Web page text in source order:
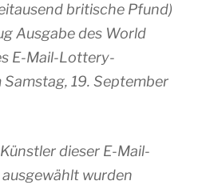
britische Pfund)
Ausgabe des World
E-Mail-Lottery-
19. September
dieser E-Mail-
wurden